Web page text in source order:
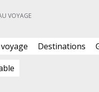
VOYAGE
Destinations